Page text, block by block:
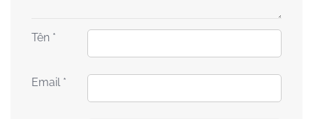
Tên *
Email *